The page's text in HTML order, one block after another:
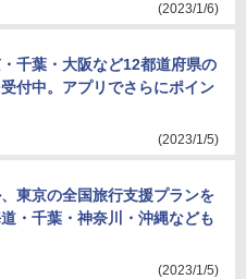
(2023/1/6)
千葉・大阪など12都道府県の
付中。アプリでさらにポイン
(2023/1/5)
東京の全国旅行支援プランを
・千葉・神奈川・沖縄なども
(2023/1/5)